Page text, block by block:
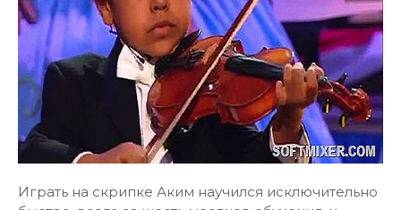
Играть на скрипке Аким научился исключительно